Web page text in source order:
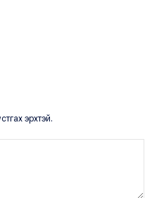
эрхтэй.